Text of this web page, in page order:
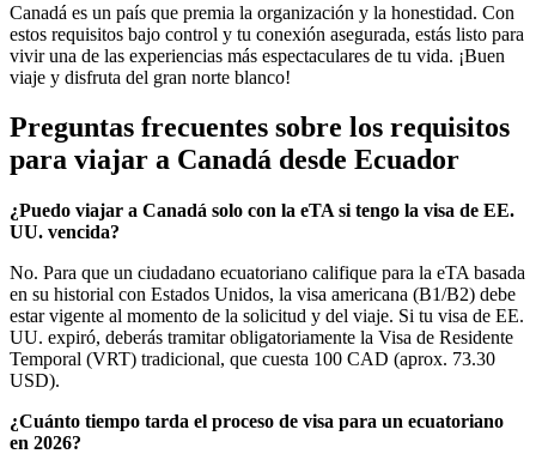
Canadá es un país que premia la organización y la honestidad. Con
estos requisitos bajo control y tu conexión asegurada, estás listo para
vivir una de las experiencias más espectaculares de tu vida. ¡Buen
viaje y disfruta del gran norte blanco!
Preguntas frecuentes sobre los requisitos
para viajar a Canadá desde Ecuador
¿Puedo viajar a Canadá solo con la eTA si tengo la visa de EE.
UU. vencida?
No. Para que un ciudadano ecuatoriano califique para la eTA basada
en su historial con Estados Unidos, la visa americana (B1/B2) debe
estar vigente al momento de la solicitud y del viaje. Si tu visa de EE.
UU. expiró, deberás tramitar obligatoriamente la Visa de Residente
Temporal (VRT) tradicional, que cuesta 100 CAD (aprox. 73.30
USD).
¿Cuánto tiempo tarda el proceso de visa para un ecuatoriano
en 2026?